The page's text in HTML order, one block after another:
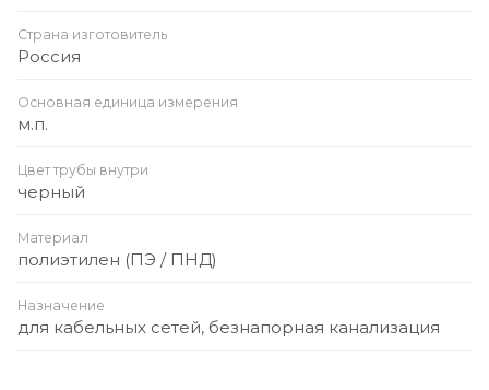
Страна изготовитель
Россия
Основная единица измерения
м.п.
Цвет трубы внутри
черный
Материал
полиэтилен (ПЭ / ПНД)
Назначение
для кабельных сетей, безнапорная канализация